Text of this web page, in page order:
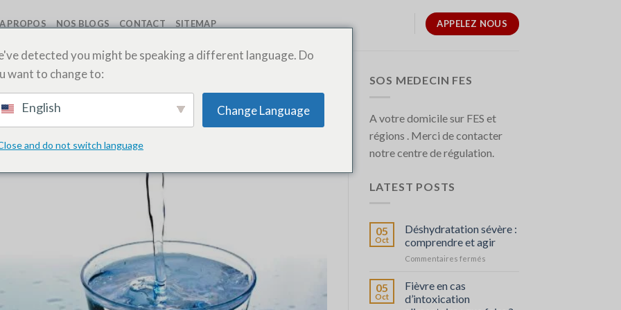
PROPOS NOS BLOGS CONTACT SITEMAP APPELEZ NOUS
DE GARDE,MÉDECIN DE NUIT
URGENTISTES
: comprendre et agir
OCTOBRE 5, 2024PARSOSMEDECIN
SOS MEDECIN FES
A votre domicile sur FES et
régions . Merci de contacter
notre centre de régulation.
LATEST POSTS
05
Oct
Déshydratation sévère :
comprendre et agir
Commentaires ferméssur
05
Oct
Fièvre en cas
d’intoxication
detected you might be speaking a different language. Do
want to change to:
English Change Language
and do not switch language